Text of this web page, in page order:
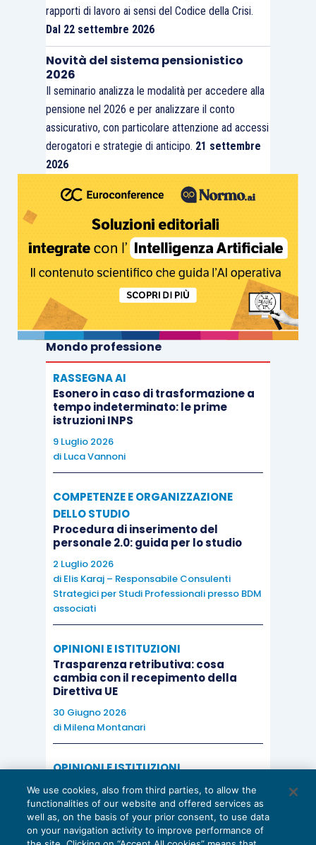
rapporti di lavoro ai sensi del Codice della Crisi.
Dal 22 settembre 2026
Novità del sistema pensionistico
2026
Il seminario analizza le modalità per accedere alla
pensione nel 2026 e per analizzare il conto
assicurativo, con particolare attenzione ad accessi
derogatori e strategie di anticipo. 21 settembre
2026
Mondo professione
RASSEGNA AI
Esonero in caso di trasformazione a
tempo indeterminato: le prime
istruzioni INPS
9 Luglio 2026
di Luca Vannoni
COMPETENZE E ORGANIZZAZIONE
DELLO STUDIO
Procedura di inserimento del
personale 2.0: guida per lo studio
2 Luglio 2026
di Elis Karaj – Responsabile Consulenti
Strategici per Studi Professionali presso BDM
associati
OPINIONI E ISTITUZIONI
Trasparenza retributiva: cosa
cambia con il recepimento della
Direttiva UE
30 Giugno 2026
di Milena Montanari
OPINIONI E ISTITUZIONI
Valorizzare il potenziale dello Studio:
una riflessione sul futuro della
consulenza del lavoro
15 Giugno 2026
We use cookies, also from third parties, to allow the
functionalities of our website and offered services as
well as, on the basis of your prior consent, to use data
on your navigation activity to improve performance of